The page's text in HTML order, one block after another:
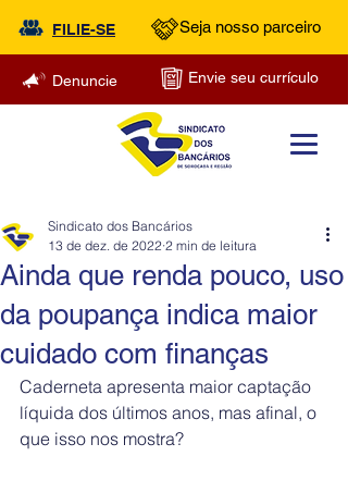
FILIE-SE Seja nosso parceiro
Denuncie Envie seu currículo
Ainda que renda pouco, uso
da poupança indica maior
cuidado com finanças
Sindicato dos Bancários
13 de dez. de 2022 2 min de leitura
Caderneta apresenta maior captação
líquida dos últimos anos, mas afinal, o
que isso nos mostra?